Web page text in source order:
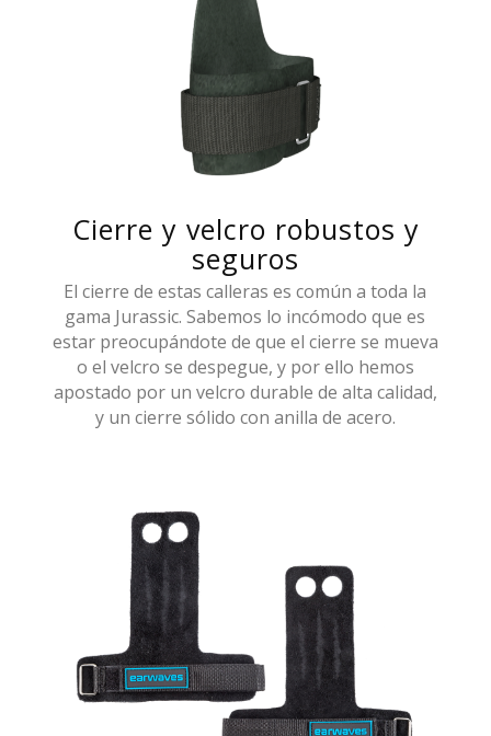
Cierre y velcro robustos y
seguros
El cierre de estas calleras es común a toda la
gama Jurassic. Sabemos lo incómodo que es
estar preocupándote de que el cierre se mueva
o el velcro se despegue, y por ello hemos
apostado por un velcro durable de alta calidad,
y un cierre sólido con anilla de acero.